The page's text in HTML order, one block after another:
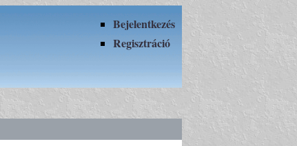
Bejelentkezés
Regisztráció